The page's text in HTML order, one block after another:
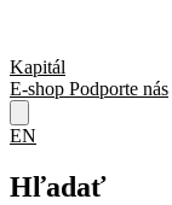
Kapitál
E-shop Podporte nás
EN
Hľadať